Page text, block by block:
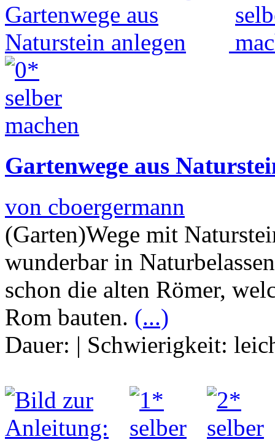
Gartenwege aus
von cboergermann
(Garten)Wege mit
wunderbar in
schon die alten Römer,
Rom bauten. (...)
Dauer: | Schwierigkeit: